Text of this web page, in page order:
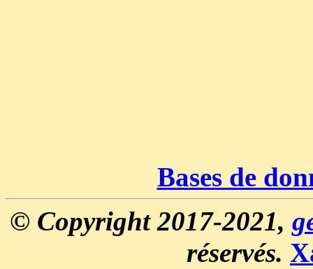
Bases de
© Copyright 2017-2021,
réservés.